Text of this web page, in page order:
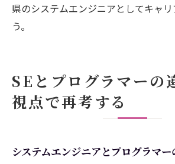
県のシステムエンジニアとしてキャ
う。
SEとプログラマーの
視点で再考する
システムエンジニアとプログラマ